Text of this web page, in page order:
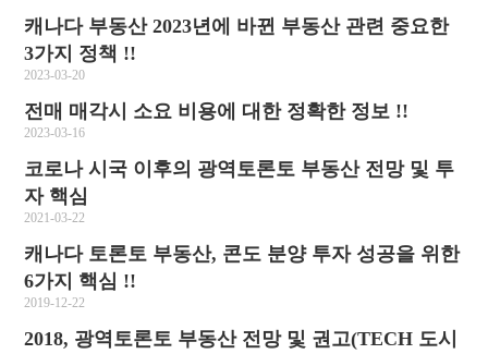
캐나다 부동산 2023년에 바뀐 부동산 관련 중요한
3가지 정책 !!
2023-03-20
전매 매각시 소요 비용에 대한 정확한 정보 !!
2023-03-16
코로나 시국 이후의 광역토론토 부동산 전망 및 투
자 핵심
2021-03-22
캐나다 토론토 부동산, 콘도 분양 투자 성공을 위한
6가지 핵심 !!
2019-12-22
2018, 광역토론토 부동산 전망 및 권고(TECH 도시